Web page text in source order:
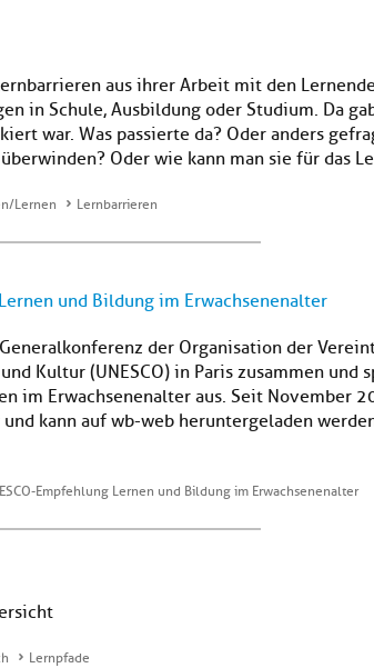
aus ihrer Arbeit mit den
in Schule, Ausbildung oder Studium. Da
war. Was passierte da? Oder anders
Oder wie kann man sie für das
Lernen Lernbarrieren
und Bildung im Erwachsenenalter
der Organisation der
Kultur (UNESCO) in Paris zusammen und
im Erwachsenenalter aus. Seit November
kann auf wb-web heruntergeladen
Empfehlung Lernen und Bildung im Erwachsenenalter
Lernpfade